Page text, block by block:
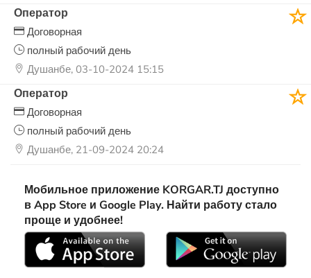
Оператор
Договорная
полный рабочий день
Душанбе, 03-10-2024 15:15
Оператор
Договорная
полный рабочий день
Душанбе, 21-09-2024 20:24
Мобильное приложение KORGAR.TJ доступно
в App Store и Google Play. Найти работу стало
проще и удобнее!